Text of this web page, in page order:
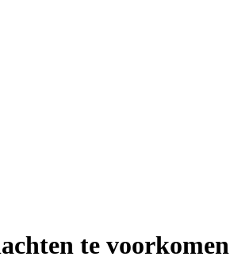
te voorkomen